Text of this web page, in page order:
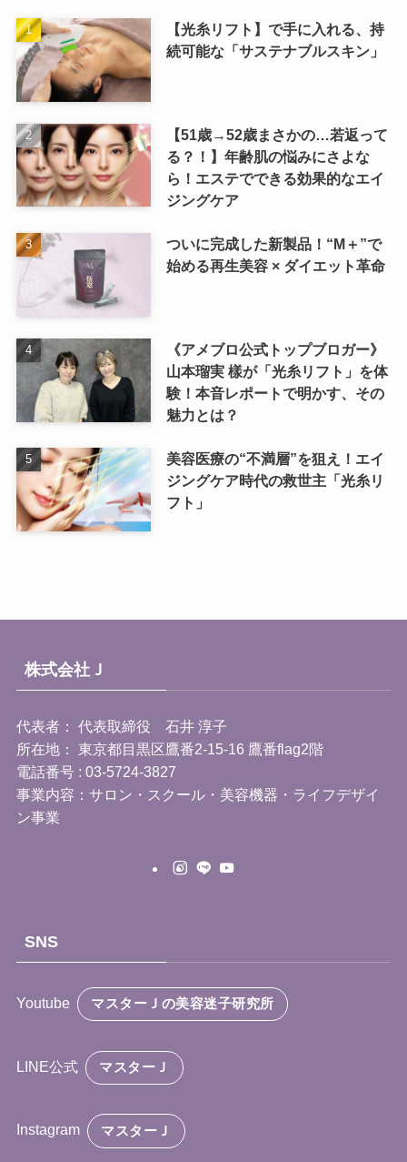
【光糸リフト】で手に入れる、持
続可能な「サステナブルスキン」
【51歳→52歳まさかの…若返って
る？！】年齢肌の悩みにさよな
ら！エステでできる効果的なエイ
ジングケア
ついに完成した新製品！“M＋”で
始める再生美容 × ダイエット革命
《アメブロ公式トップブロガー》
山本瑠実 樣が「光糸リフト」を体
験！本音レポートで明かす、その
魅力とは？
美容医療の“不満層”を狙え！エイ
ジングケア時代の救世主「光糸リ
フト」
株式会社Ｊ
代表者： 代表取締役 石井 淳子
所在地： 東京都目黒区鷹番2-15-16 鷹番flag2階
電話番号 : 03-5724-3827
事業内容：サロン・スクール・美容機器・ライフデザイ
ン事業
SNS
Youtube マスターＪの美容迷子研究所
LINE公式 マスターＪ
Instagram マスターＪ